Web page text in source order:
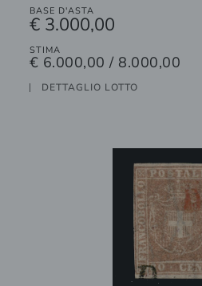
BASE D'ASTA
€ 3.000,00
STIMA
€ 6.000,00 / 8.000,00
DETTAGLIO LOTTO